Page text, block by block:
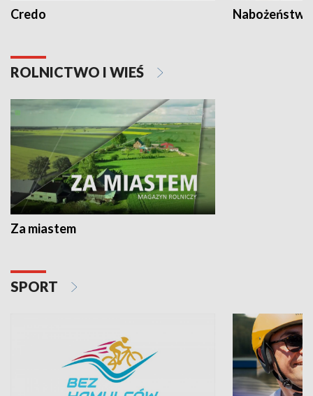
Credo
ROLNICTWO I WIEŚ
Za miastem
SPORT